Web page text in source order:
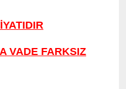
VADE FARKSIZ